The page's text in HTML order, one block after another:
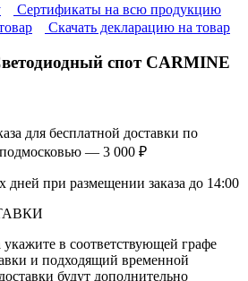
Сертификаты на всю продукцию
Cкачать декларацию на товар
спот CARMINE
для бесплатной доставки по
— 3 000 ₽
дней при размещении заказа до 14:00
в соответствующей графе
и подходящий временной
будут дополнительно